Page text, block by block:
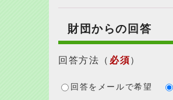
財団からの回答
回答方法 （ 必須）
回答をメールで希望